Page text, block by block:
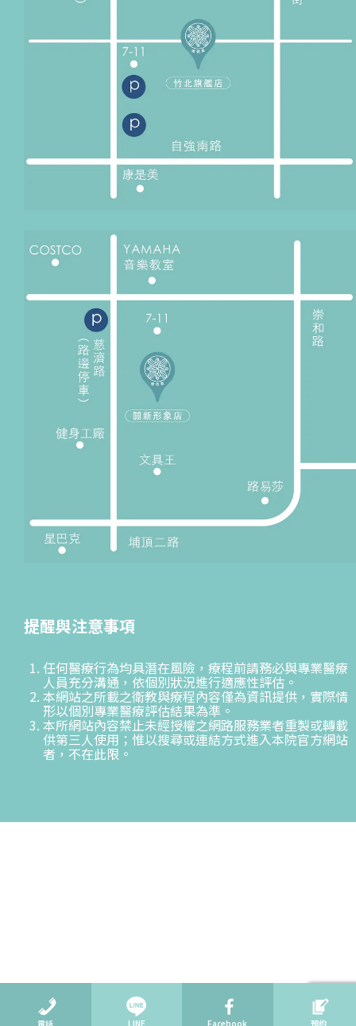
提醒與注意事項
任何醫療行為均具潛在風險，療程前請務必與專業醫療
人員充分溝通，依個別狀況進行適應性評估。
本網站之所載之衛教與療程內容僅為資訊提供，實際情
形以個別專業醫療評估結果為準。
本所網站內容禁止未經授權之網路服務業者重製或轉載
供第三人使用；惟以搜尋或連結方式進入本院官方網站
者，不在此限。
電話 LINE Facebook 預約